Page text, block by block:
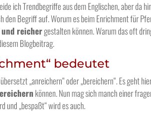
ich Trendbegriffe aus dem Englischen, aber da
den Begriff auf. Worum es beim Enrichment für
reichergestalten können. Warum das oft
Blogbeitrag.
bedeutet
„anreichern“ oder „bereichern“. Es geht
können. Nun mag sich manch einer
und „bespaßt“ wird es auch.